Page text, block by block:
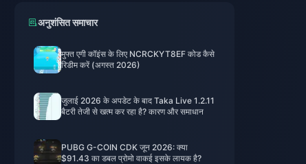
अनुशंसित समाचार
मुफ्त एगी कॉइंस के लिए NCRCKYT8EF कोड कैसे
रिडीम करें (अगस्त 2026)
जुलाई 2026 के अपडेट के बाद Taka Live 1.2.11
बैटरी तेजी से खत्म कर रहा है? कारण और समाधान
PUBG G-COIN CDK जून 2026: क्या
$91.43 का डबल प्रोमो वाकई इसके लायक है?